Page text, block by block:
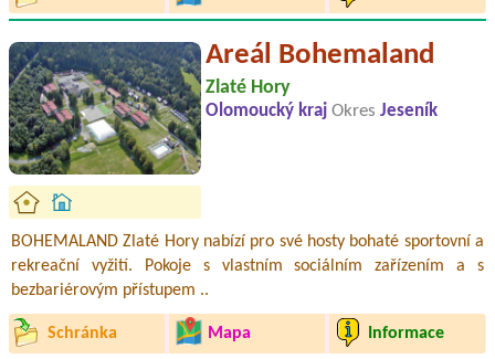
Areál Bohemaland
Zlaté Hory
Olomoucký kraj Okres Jeseník
BOHEMALAND Zlaté Hory nabízí pro své hosty bohaté sportovní a
rekreační vyžití. Pokoje s vlastním sociálním zařízením a s
bezbariérovým přístupem ..
Schránka Mapa Informace